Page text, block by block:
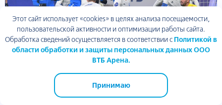
ТЦ Арена Плаза ВТБ Арена
Этот сайт использует «cookies» в целях анализа посещаемости,
пользовательской активности и оптимизации работы сайта.
Обработка сведений осуществляется в соответствии с Политикой в
области обработки и защиты персональных данных ООО
ВТБ Арена.
Принимаю